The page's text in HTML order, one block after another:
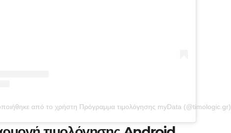
από το χρήστη Πρόγραμμα τιμολόγησης myData (@timologic.gr)